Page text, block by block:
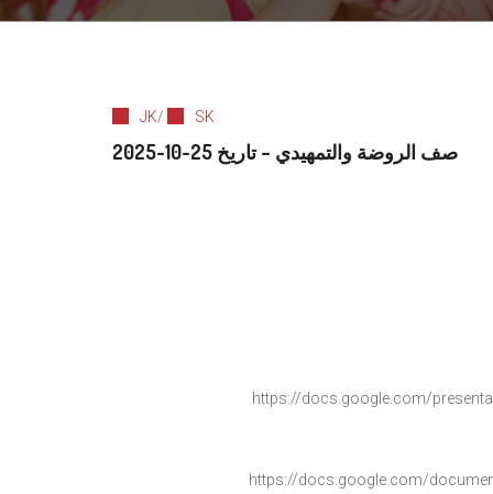
JK/ SK
صف الروضة والتمهيدي – تاريخ 25-10-2025
https://docs.google.com/
https://docs.google.com/